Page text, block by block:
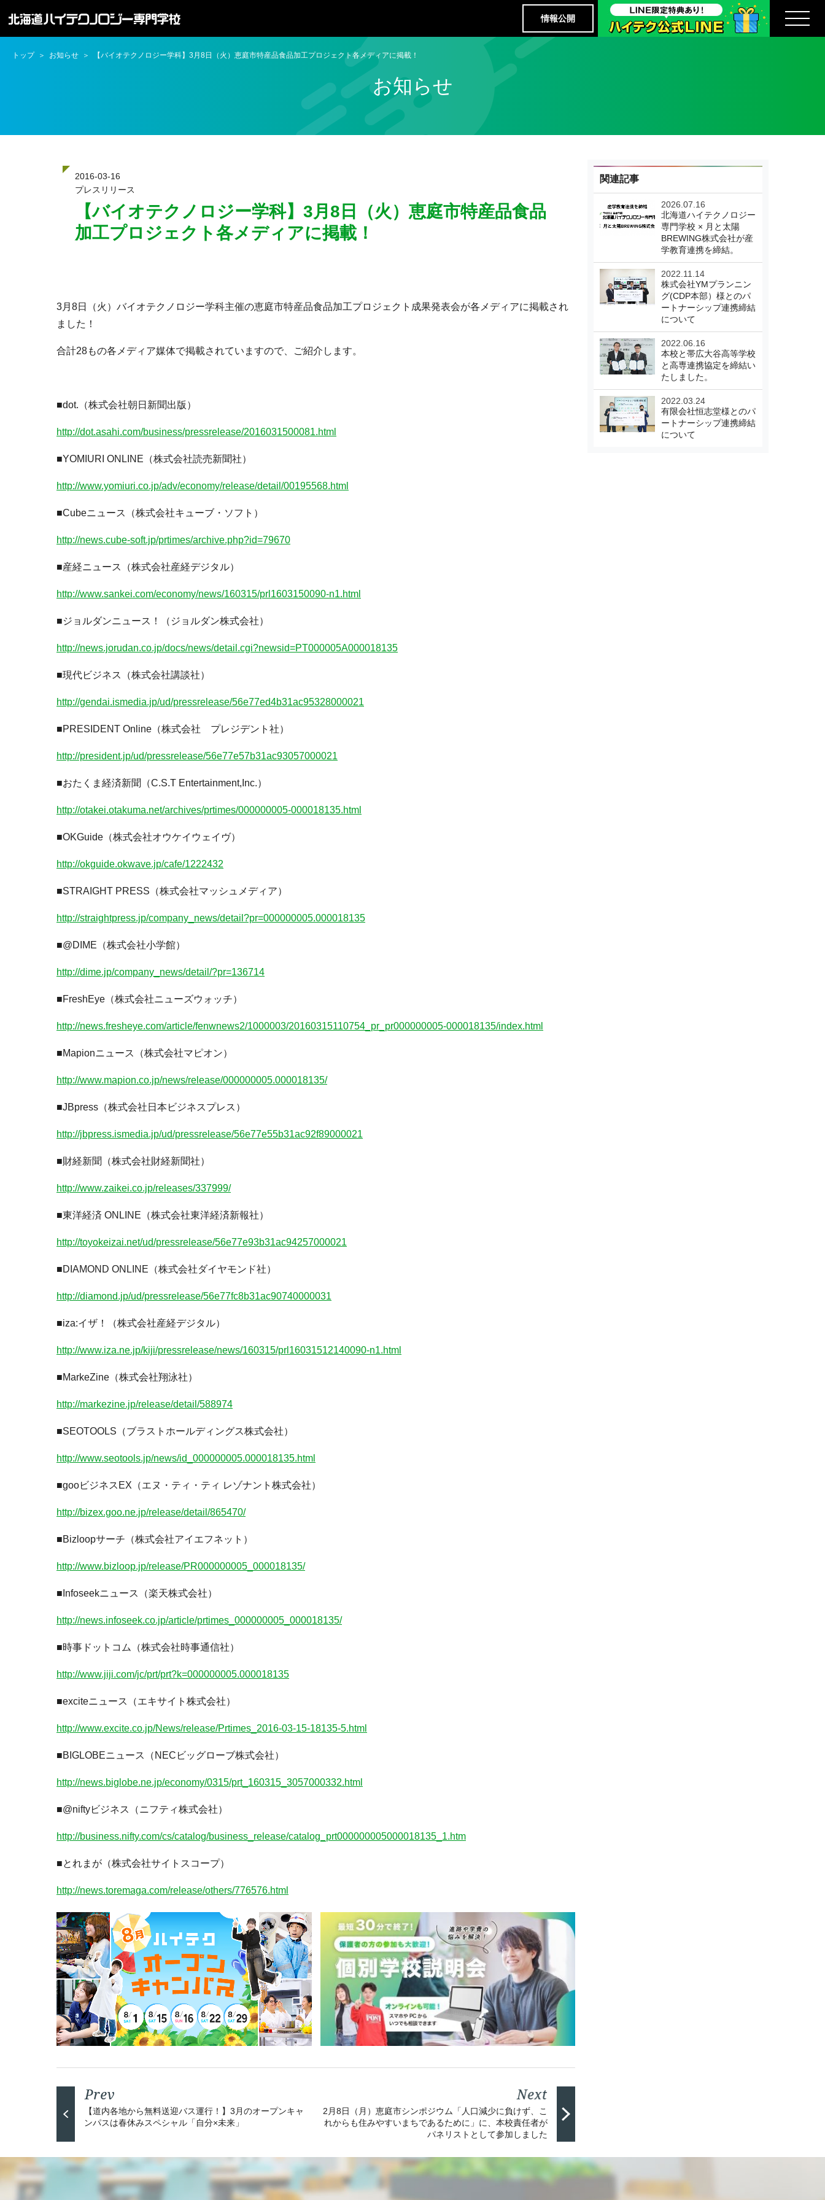
情報公開
お知らせ
トップ お知らせ 【バイオテクノロジー学科】3月8日（火）恵庭市特産品食品加工プロジェクト各メディアに掲載！
2016-03-16
プレスリリース
【バイオテクノロジー学科】3月8日（火）恵庭市特産品食品
加工プロジェクト各メディアに掲載！
3月8日（火）バイオテクノロジー学科主催の恵庭市特産品食品加工プロジェクト成果発表会が各メディアに掲載され
ました！
合計28もの各メディア媒体で掲載されていますので、ご紹介します。
■dot.（株式会社朝日新聞出版）
http://dot.asahi.com/business/pressrelease/2016031500081.html
■YOMIURI ONLINE（株式会社読売新聞社）
http://www.yomiuri.co.jp/adv/economy/release/detail/00195568.html
■Cubeニュース（株式会社キューブ・ソフト）
http://news.cube-soft.jp/prtimes/archive.php?id=79670
■産経ニュース（株式会社産経デジタル）
http://www.sankei.com/economy/news/160315/prl1603150090-n1.html
■ジョルダンニュース！（ジョルダン株式会社）
http://news.jorudan.co.jp/docs/news/detail.cgi?newsid=PT000005A000018135
■現代ビジネス（株式会社講談社）
http://gendai.ismedia.jp/ud/pressrelease/56e77ed4b31ac95328000021
■PRESIDENT Online（株式会社 プレジデント社）
http://president.jp/ud/pressrelease/56e77e57b31ac93057000021
■おたくま経済新聞（C.S.T Entertainment,Inc.）
http://otakei.otakuma.net/archives/prtimes/000000005-000018135.html
■OKGuide（株式会社オウケイウェイヴ）
http://okguide.okwave.jp/cafe/1222432
■STRAIGHT PRESS（株式会社マッシュメディア）
http://straightpress.jp/company_news/detail?pr=000000005.000018135
■@DIME（株式会社小学館）
http://dime.jp/company_news/detail/?pr=136714
■FreshEye（株式会社ニューズウォッチ）
http://news.fresheye.com/article/fenwnews2/1000003/20160315110754_pr_pr000000005-000018135/index.html
■Mapionニュース（株式会社マピオン）
http://www.mapion.co.jp/news/release/000000005.000018135/
■JBpress（株式会社日本ビジネスプレス）
http://jbpress.ismedia.jp/ud/pressrelease/56e77e55b31ac92f89000021
■財経新聞（株式会社財経新聞社）
http://www.zaikei.co.jp/releases/337999/
■東洋経済 ONLINE（株式会社東洋経済新報社）
http://toyokeizai.net/ud/pressrelease/56e77e93b31ac94257000021
■DIAMOND ONLINE（株式会社ダイヤモンド社）
http://diamond.jp/ud/pressrelease/56e77fc8b31ac90740000031
■iza:イザ！（株式会社産経デジタル）
http://www.iza.ne.jp/kiji/pressrelease/news/160315/prl16031512140090-n1.html
■MarkeZine（株式会社翔泳社）
http://markezine.jp/release/detail/588974
■SEOTOOLS（ブラストホールディングス株式会社）
http://www.seotools.jp/news/id_000000005.000018135.html
■gooビジネスEX（エヌ・ティ・ティ レゾナント株式会社）
http://bizex.goo.ne.jp/release/detail/865470/
■Bizloopサーチ（株式会社アイエフネット）
http://www.bizloop.jp/release/PR000000005_000018135/
■Infoseekニュース（楽天株式会社）
http://news.infoseek.co.jp/article/prtimes_000000005_000018135/
■時事ドットコム（株式会社時事通信社）
http://www.jiji.com/jc/prt/prt?k=000000005.000018135
■exciteニュース（エキサイト株式会社）
http://www.excite.co.jp/News/release/Prtimes_2016-03-15-18135-5.html
■BIGLOBEニュース（NECビッグローブ株式会社）
http://news.biglobe.ne.jp/economy/0315/prt_160315_3057000332.html
■@niftyビジネス（ニフティ株式会社）
http://business.nifty.com/cs/catalog/business_release/catalog_prt000000005000018135_1.htm
■とれまが（株式会社サイトスコープ）
http://news.toremaga.com/release/others/776576.html
【道内各地から無料送迎バス運行！】3月のオープンキャ
ンパスは春休みスペシャル「自分×未来」
2月8日（月）恵庭市シンポジウム「人口減少に負けず、こ
れからも住みやすいまちであるために」に、本校責任者が
パネリストとして参加しました
関連記事
2026.07.16
北海道ハイテクノロジー
専門学校 × 月と太陽
BREWING株式会社が産
学教育連携を締結。
2022.11.14
株式会社YMプランニン
グ(CDP本部）様とのパ
ートナーシップ連携締結
について
2022.06.16
本校と帯広大谷高等学校
と高専連携協定を締結い
たしました。
2022.03.24
有限会社恒志堂様とのパ
ートナーシップ連携締結
について